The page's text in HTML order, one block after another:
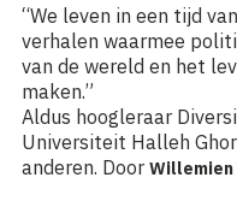
“We leven in een tijd
verhalen waarmee
van de wereld en het
maken.”
Aldus hoogleraar
Universiteit Halleh
anderen. DoorWillemien